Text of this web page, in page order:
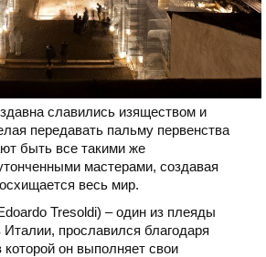
славились изяществом и
передавать пальму первенства
быть все такими же
мастерами, создавая
весь мир.
Tresoldi) – один из плеяды
прославился благодаря
которой он выполняет свои